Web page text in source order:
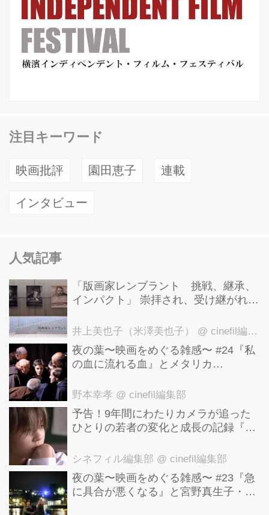
注目キーワード
映画批評 園田恵子 連載
インタビュー
人気記事
「版画家レンブラント 挑戦、継承、
インパクト」 崇拝され、受け継がれ、
洋美術館にて9月23日まで開催中！
井上美也子（米澤美也子） @ cinefil編集部
夜の葉〜映画をめぐる雑感〜 #24『私
の血に流れる血』とメタリカ
野本幸孝 @ cinefil編集部
予告！9年間にわたりカメラが追った
ひとりの若者の変化と成長の記録『ぼ
実の9年間』
シネフィル編集部 @ cinefil編集部
夜の葉〜映画をめぐる雑感〜 #23『急
に具合が悪くなる』と宮野真生子・磯